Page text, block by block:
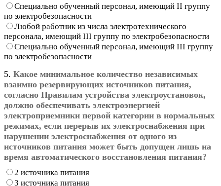
Специально обученный персонал, имеющий II группу
по электробезопасности
Любой работник из числа электротехнического
персонала, имеющий III группу по электробезопасности
Специально обученный персонал, имеющий III группу
по электробезопасности
5. Какое минимальное количество независимых
взаимно резервирующих источников питания,
согласно Правилам устройства электроустановок,
должно обеспечивать электроэнергией
электроприемники первой категории в нормальных
режимах, если перерыв их электроснабжения при
нарушении электроснабжения от одного из
источников питания может быть допущен лишь на
время автоматического восстановления питания?
2 источника питания
3 источника питания